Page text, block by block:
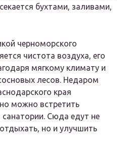
бухтами, заливами,
черноморского
чистота воздуха, его
мягкому климату и
лесов. Недаром
края
можно встретить
Сюда едут не
но и улучшить